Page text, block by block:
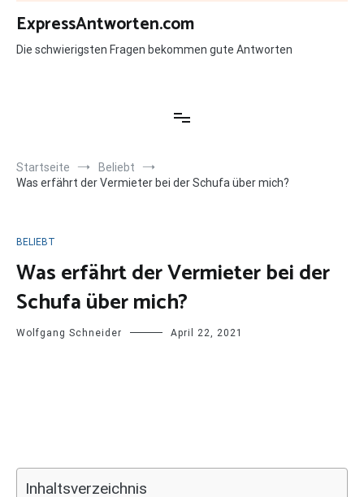
Zum
Inhalt
springen
ExpressAntworten.com
Die schwierigsten Fragen bekommen gute Antworten
Startseite
Beliebt
Was erfährt der Vermieter bei der Schufa über mich?
BELIEBT
Was erfährt der Vermieter bei der
Schufa über mich?
Wolfgang Schneider April 22, 2021
Inhaltsverzeichnis